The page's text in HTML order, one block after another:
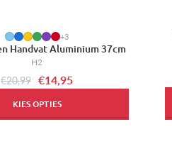
+3
Handvat Aluminium 37cm
H2
€20,99 €14,95
KIES OPTIES